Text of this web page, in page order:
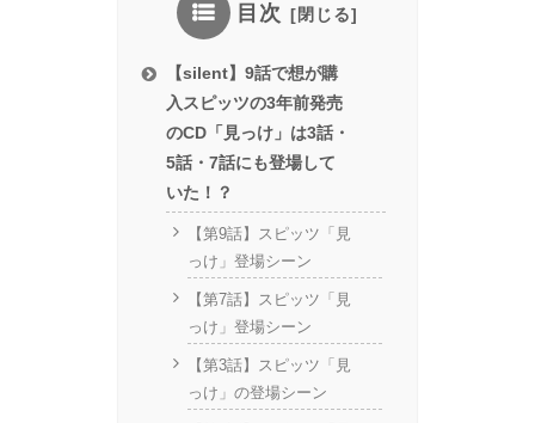
目次
【silent】9話で想が購
入スピッツの3年前発売
のCD「見っけ」は3話・
5話・7話にも登場して
いた！？
【第9話】スピッツ「見
っけ」登場シーン
【第7話】スピッツ「見
っけ」登場シーン
【第3話】スピッツ「見
っけ」の登場シーン